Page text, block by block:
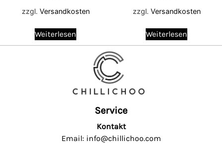
zzgl. Versandkosten
Weiterlesen
zzgl. Versandkosten
Weiterlesen
Service
Kontakt
Email: info@chillichoo.com